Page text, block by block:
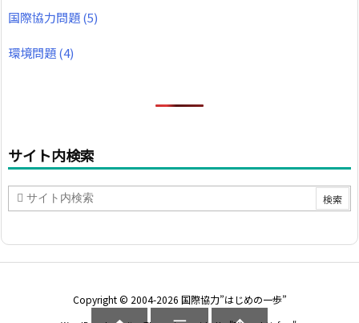
国際協力問題(5)
環境問題(4)
サイト内検索
Copyright © 2004-2026 国際協力”はじめの一歩”